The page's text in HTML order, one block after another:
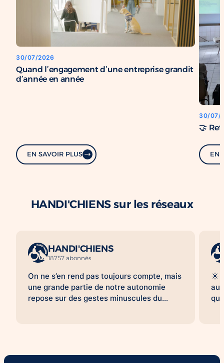
30/07/2026
Quand l’engagement d’une entreprise grandit
d’année en année
EN SAVOIR PLUS
30/07/
🤝
EN
HANDI'CHIENS sur les réseaux
HANDI'CHIENS
18757 abonnés
On ne s’en rend pas toujours compte, mais
une grande partie de notre autonomie
repose sur des gestes minuscules du
ces actions sont automatiques. Pour
☀️